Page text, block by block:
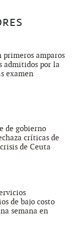
primeros amparos
admitidos por la
examen
de gobierno
críticas de
de Ceuta
de bajo costo
semana en